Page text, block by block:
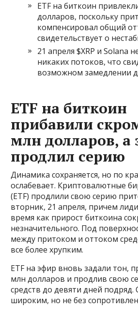
ETF на биткоин
долларов, поскольку
компенсировал общий
свидетельствует о
21 апреля $XRP и Solana
никаких потоков, что
возможном замедлении
ETF на биткоин
прибавили
млн долларов, а
продлил серию
Динамика сохраняется, но по
ослабевает. Криптовалютные
(ETF) продлили свою серию
вторник, 21 апреля, причем
время как прирост биткоина
незначительного. Под
между притоком и оттоком
все более хрупким.
ETF на эфир вновь задали тон,
млн долларов и продлив свою
средств до девяти дней подряд.
широким, но не без